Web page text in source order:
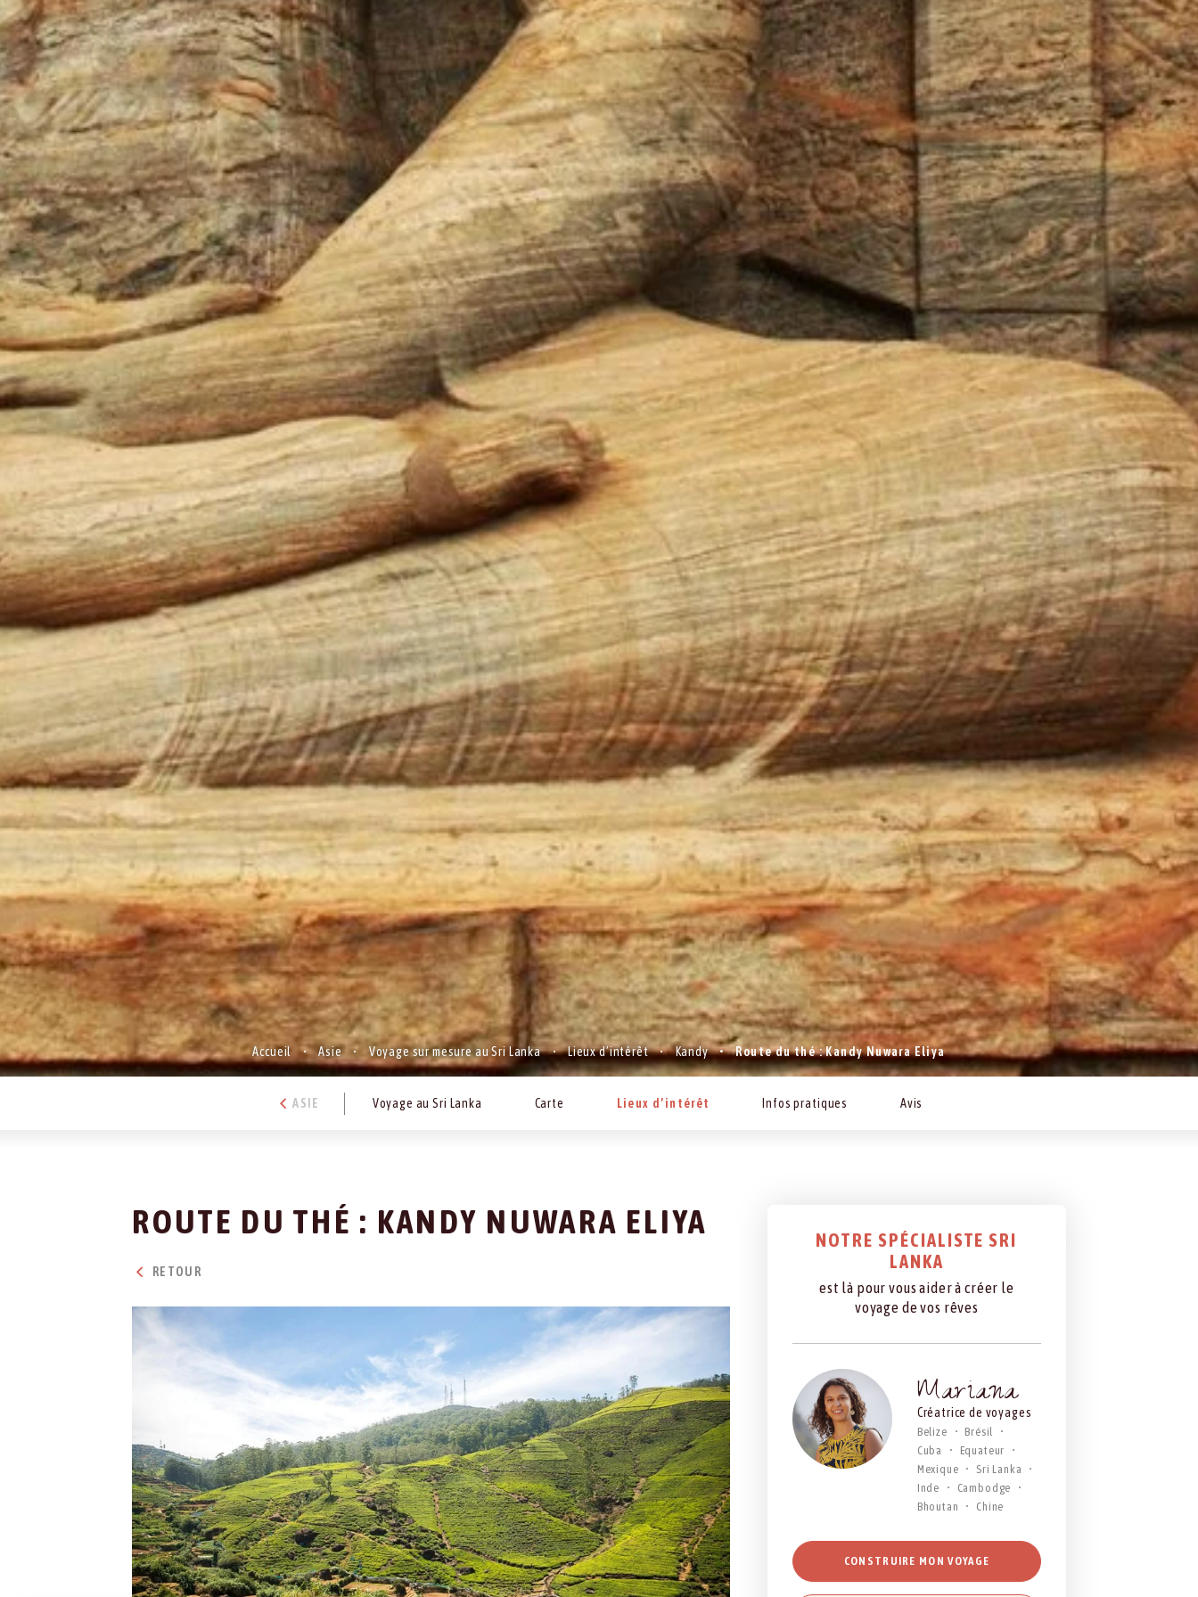
Accueil Asie Voyage sur mesure au Sri Lanka Lieux d’intérêt Kandy Route du thé : Kandy Nuwara Eliya
ASIE Voyage au Sri Lanka Carte Lieux d’intérêt Infos pratiques Avis
ROUTE DU THÉ : KANDY NUWARA ELIYA
RETOUR
NOTRE SPÉCIALISTE SRI
LANKA
est là pour vous aider à créer le
voyage de vos rêves
Mariana
Créatrice de voyages
Belize
Brésil
Cuba
Equateur
Mexique
Sri Lanka
Inde
Cambodge
Bhoutan
Chine
CONSTRUIRE MON VOYAGE